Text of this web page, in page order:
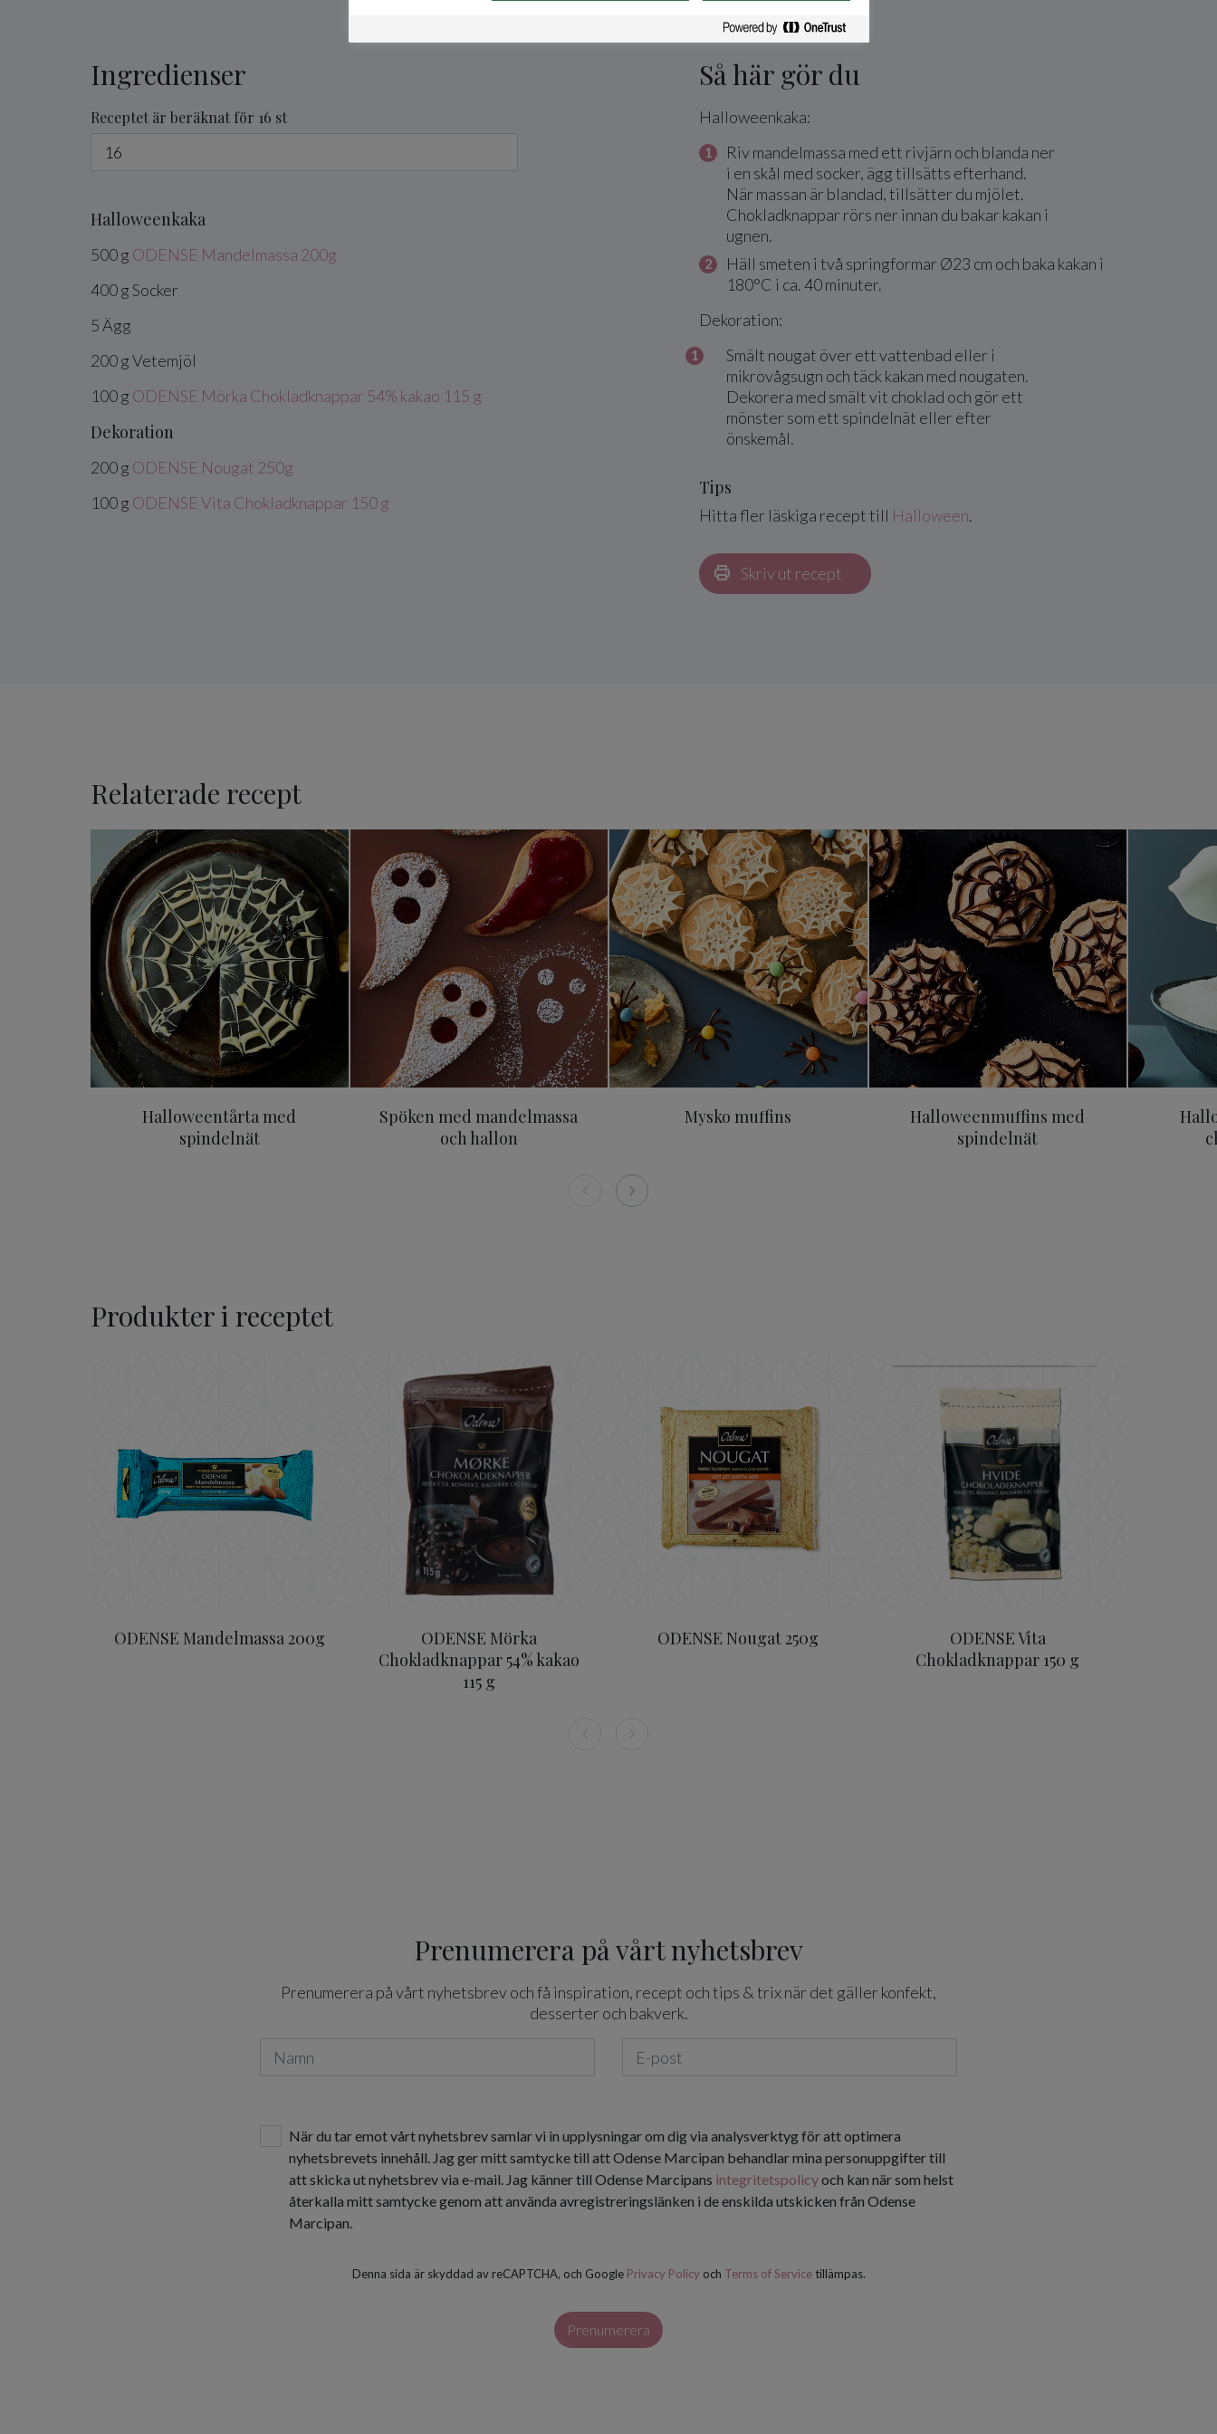
Ingredienser
Receptet är beräknat för 16 st
Halloweenkaka
500g ODENSE Mandelmassa 200g
400gSocker
5Ägg
200gVetemjöl
100g ODENSE Mörka Chokladknappar 54% kakao 115 g
Dekoration
200g ODENSE Nougat 250g
100g ODENSE Vita Chokladknappar 150 g
Så här gör du
Halloweenkaka:
Riv mandelmassa med ett rivjärn och blanda ner
i en skål med socker, ägg tillsätts efterhand.
När massan är blandad, tillsätter du mjölet.
Chokladknappar rörs ner innan du bakar kakan i
ugnen.
Häll smeten i två springformar Ø23 cm och baka kakan i
180°C i ca. 40 minuter.
Dekoration:
Smält nougat över ett vattenbad eller i
mikrovågsugn och täck kakan med nougaten.
Dekorera med smält vit choklad och gör ett
mönster som ett spindelnät eller efter
önskemål.
Tips
Hitta fler läskiga recept till Halloween.
Skriv ut recept
Relaterade recept
Halloweentårta med
spindelnät
Halloweentårta med spindelnät
Spöken med mandelmassa
och hallon
Spöken med mandelmassa och hallon
Mysko muffins
Mysko muffins
Halloweenmuffins med
spindelnät
Halloweenmuffins med
Produkter i receptet
ODENSE Mandelmassa 200g
ODENSE Mörka
Chokladknappar 54% kakao
115 g
ODENSE Mörka Chokladknappar 54% kakao 115 g
ODENSE Nougat 250g
ODENSE Nougat 250g
ODENSE Vita
Chokladknappar 150 g
ODENSE Vita Chokladknappar
Prenumerera på vårt nyhetsbrev
Prenumerera på vårt nyhetsbrev och få inspiration, recept och tips & trix när det gäller konfekt,
desserter och bakverk.
När du tar emot vårt nyhetsbrev samlar vi in upplysningar om dig via analysverktyg för att optimera
nyhetsbrevets innehåll. Jag ger mitt samtycke till att Odense Marcipan behandlar mina personuppgifter till
att skicka ut nyhetsbrev via e-mail. Jag känner till Odense Marcipans integritetspolicyoch kan när som helst
återkalla mitt samtycke genom att använda avregistreringslänken i de enskilda utskicken från Odense
Marcipan.
Denna sida är skyddad av reCAPTCHA, och Google Privacy Policy och Terms of Servicetillämpas.
Prenumerera